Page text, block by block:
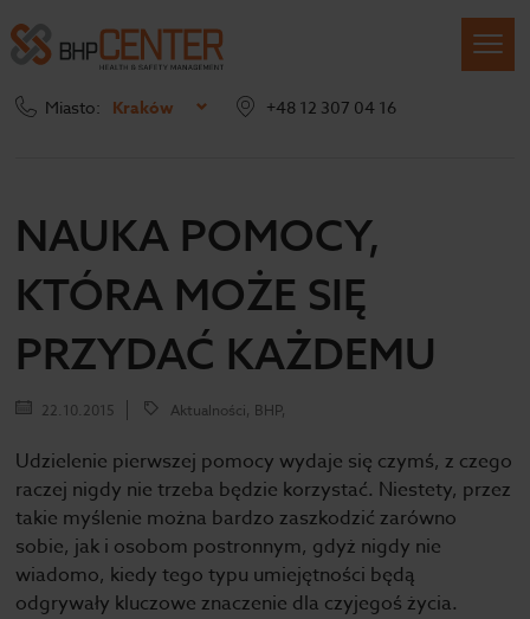
Miasto: Kraków +48 12 307 04 16
NAUKA POMOCY,
KTÓRA MOŻE SIĘ
PRZYDAĆ KAŻDEMU
22.10.2015 Aktualności, BHP,
Udzielenie pierwszej pomocy wydaje się czymś, z czego
raczej nigdy nie trzeba będzie korzystać. Niestety, przez
takie myślenie można bardzo zaszkodzić zarówno
sobie, jak i osobom postronnym, gdyż nigdy nie
wiadomo, kiedy tego typu umiejętności będą
odgrywały kluczowe znaczenie dla czyjegoś życia.